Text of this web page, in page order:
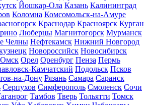
Йошкар-Ола Казань Калининград
Коломна Комсомольск-на-Амуре
Краснодар Красноярск Курган
Люберцы Магнитогорск Мурманск
Челны Нефтекамск Нижний Новгород
Новороссийск Новосибирск
Омск Орел Оренбург Пенза Пермь
Камчатский Подольск Псков
на-Дону Рязань Самара Саранск
Серпухов Симферополь Смоленск Сочи
Тамбов Тверь Тольятти Томск